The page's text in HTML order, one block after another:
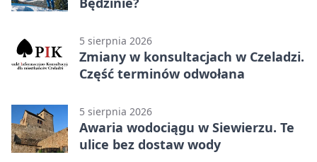
5 sierpnia 2026
Zmiany w konsultacjach w Czeladzi.
Część terminów odwołana
5 sierpnia 2026
Awaria wodociągu w Siewierzu. Te
ulice bez dostaw wody